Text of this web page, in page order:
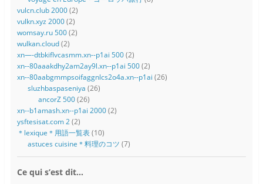
vulcn.club 2000(2)
vulkn.xyz 2000(2)
womsay.ru 500(2)
wulkan.cloud(2)
xn—-dtbkiflvcasmm.xn--p1ai 500(2)
xn--80aaakdhy2am2ay9l.xn--p1ai 500(2)
xn--80aabgmmpsoifaggnlcs2o4a.xn--p1ai (26)
sluzhbaspaseniya (26)
ancorZ 500(26)
xn--b1amash.xn--p1ai 2000(2)
ysftesisat.com 2(2)
＊lexique＊用語一覧表(10)
astuces cuisine＊料理のコツ (7)
Ce qui s’est dit…